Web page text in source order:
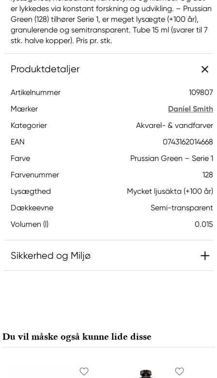
er lykkedes via konstant forskning og udvikling. – Prussian
Green (128) tilhører Serie 1, er meget lysægte (+100 år),
granulerende og semitransparent. Tube 15 ml (svarer til 7
stk. halve kopper). Pris pr. stk.
Produktdetaljer
Artikelnummer
109807
Mærker
Daniel Smith
Kategorier
Akvarel- & vandfarver
EAN
0743162014668
Farve
Prussian Green – Serie 1
Farvenummer
128
Lysægthed
Mycket ljusäkta (+100 år)
Dækkeevne
Semi-transparent
Volumen (l)
0.015
Sikkerhed og Miljø
1160 Köpenhamn K, Denmark
city@stelling.dk
Du vil måske også kunne lide disse